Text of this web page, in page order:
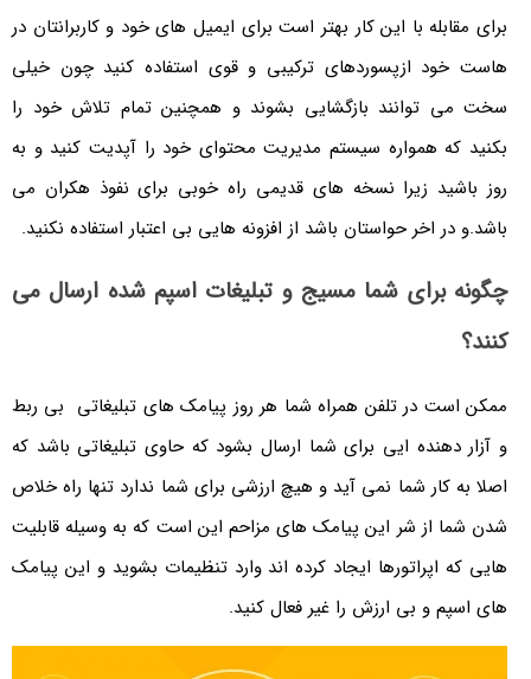
برای مقابله با این کار بهتر است برای ایمیل های خود و کاربرانتان در
هاست خود ازپسوردهای ترکیبی و قوی استفاده کنید چون خیلی
سخت می توانند بازگشایی بشوند و همچنین تمام تلاش خود را
بکنید که همواره سیستم مدیریت محتوای خود را آپدیت کنید و به
روز باشید زیرا نسخه های قدیمی راه خوبی برای نفوذ هکران می
باشد.و در اخر حواستان باشد از افزونه هایی بی اعتبار استفاده نکنید.
چگونه برای شما مسیج و تبلیغات اسپم شده ارسال می
کنند؟
ممکن است در تلفن همراه شما هر روز پیامک های تبلیغاتی بی ربط
و آزار دهنده ایی برای شما ارسال بشود که حاوی تبلیغاتی باشد که
اصلا به کار شما نمی آید و هیچ ارزشی برای شما ندارد تنها راه خلاص
شدن شما از شر این پیامک های مزاحم این است که به وسیله قابلیت
هایی که اپراتورها ایجاد کرده اند وارد تنظیمات بشوید و این پیامک
های اسپم و بی ارزش را غیر فعال کنید.